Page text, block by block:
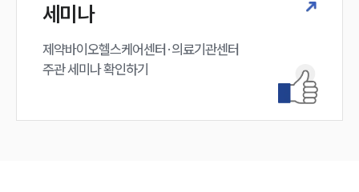
대륜법률상담예약
대륜법률상담예약
세미나
제약바이오헬스케어센터·의료기관센터
주관 세미나 확인하기